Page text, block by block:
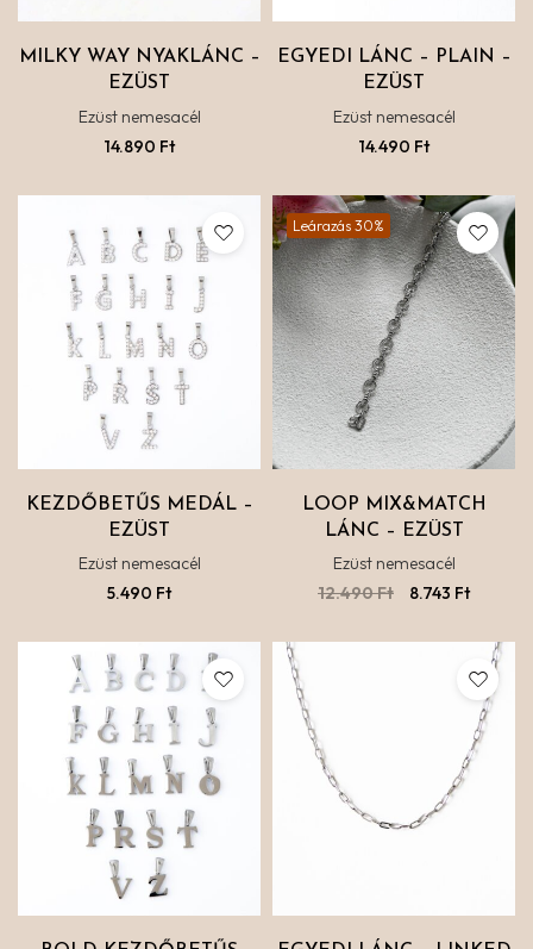
MILKY WAY NYAKLÁNC –
EZÜST
Ezüst nemesacél
14.890 Ft
EGYEDI LÁNC – PLAIN –
EZÜST
Ezüst nemesacél
14.490 Ft
KEZDŐBETŰS MEDÁL –
EZÜST
Ezüst nemesacél
5.490 Ft
Leárazás 30%
LOOP MIX&MATCH
LÁNC – EZÜST
Ezüst nemesacél
12.490Ft 8.743 Ft